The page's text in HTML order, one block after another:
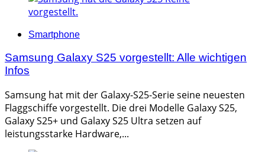
Categories
Smartphone
Samsung Galaxy S25 vorgestellt: Alle wichtigen
Infos
Samsung hat mit der Galaxy-S25-Serie seine neuesten
Flaggschiffe vorgestellt. Die drei Modelle Galaxy S25,
Galaxy S25+ und Galaxy S25 Ultra setzen auf
leistungsstarke Hardware,...